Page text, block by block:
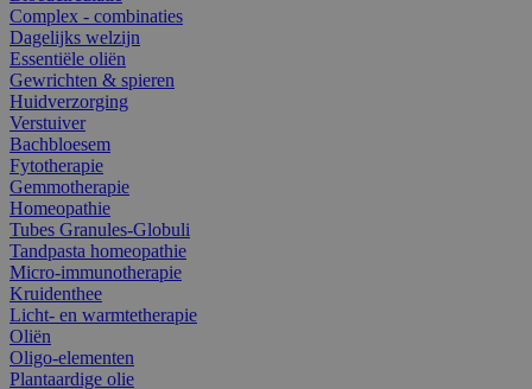
Complex - combinaties
Dagelijks welzijn
Essentiële oliën
Gewrichten & spieren
Huidverzorging
Verstuiver
Bachbloesem
Fytotherapie
Gemmotherapie
Homeopathie
Tubes Granules-Globuli
Tandpasta homeopathie
Micro-immunotherapie
Kruidenthee
Licht- en warmtetherapie
Oliën
Oligo-elementen
Plantaardige olie